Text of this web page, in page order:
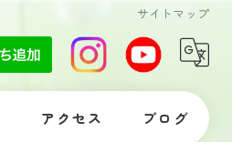
サイトマップ
アクセス ブログ